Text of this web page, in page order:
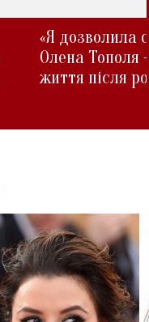
«Я дозволила
Олена Тополя
життя після